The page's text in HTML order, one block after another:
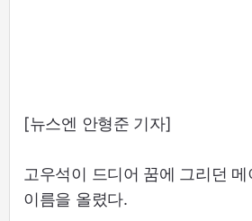
[뉴스엔 안형준 기자]
고우석이 드디어 꿈에 그리던
이름을 올렸다.